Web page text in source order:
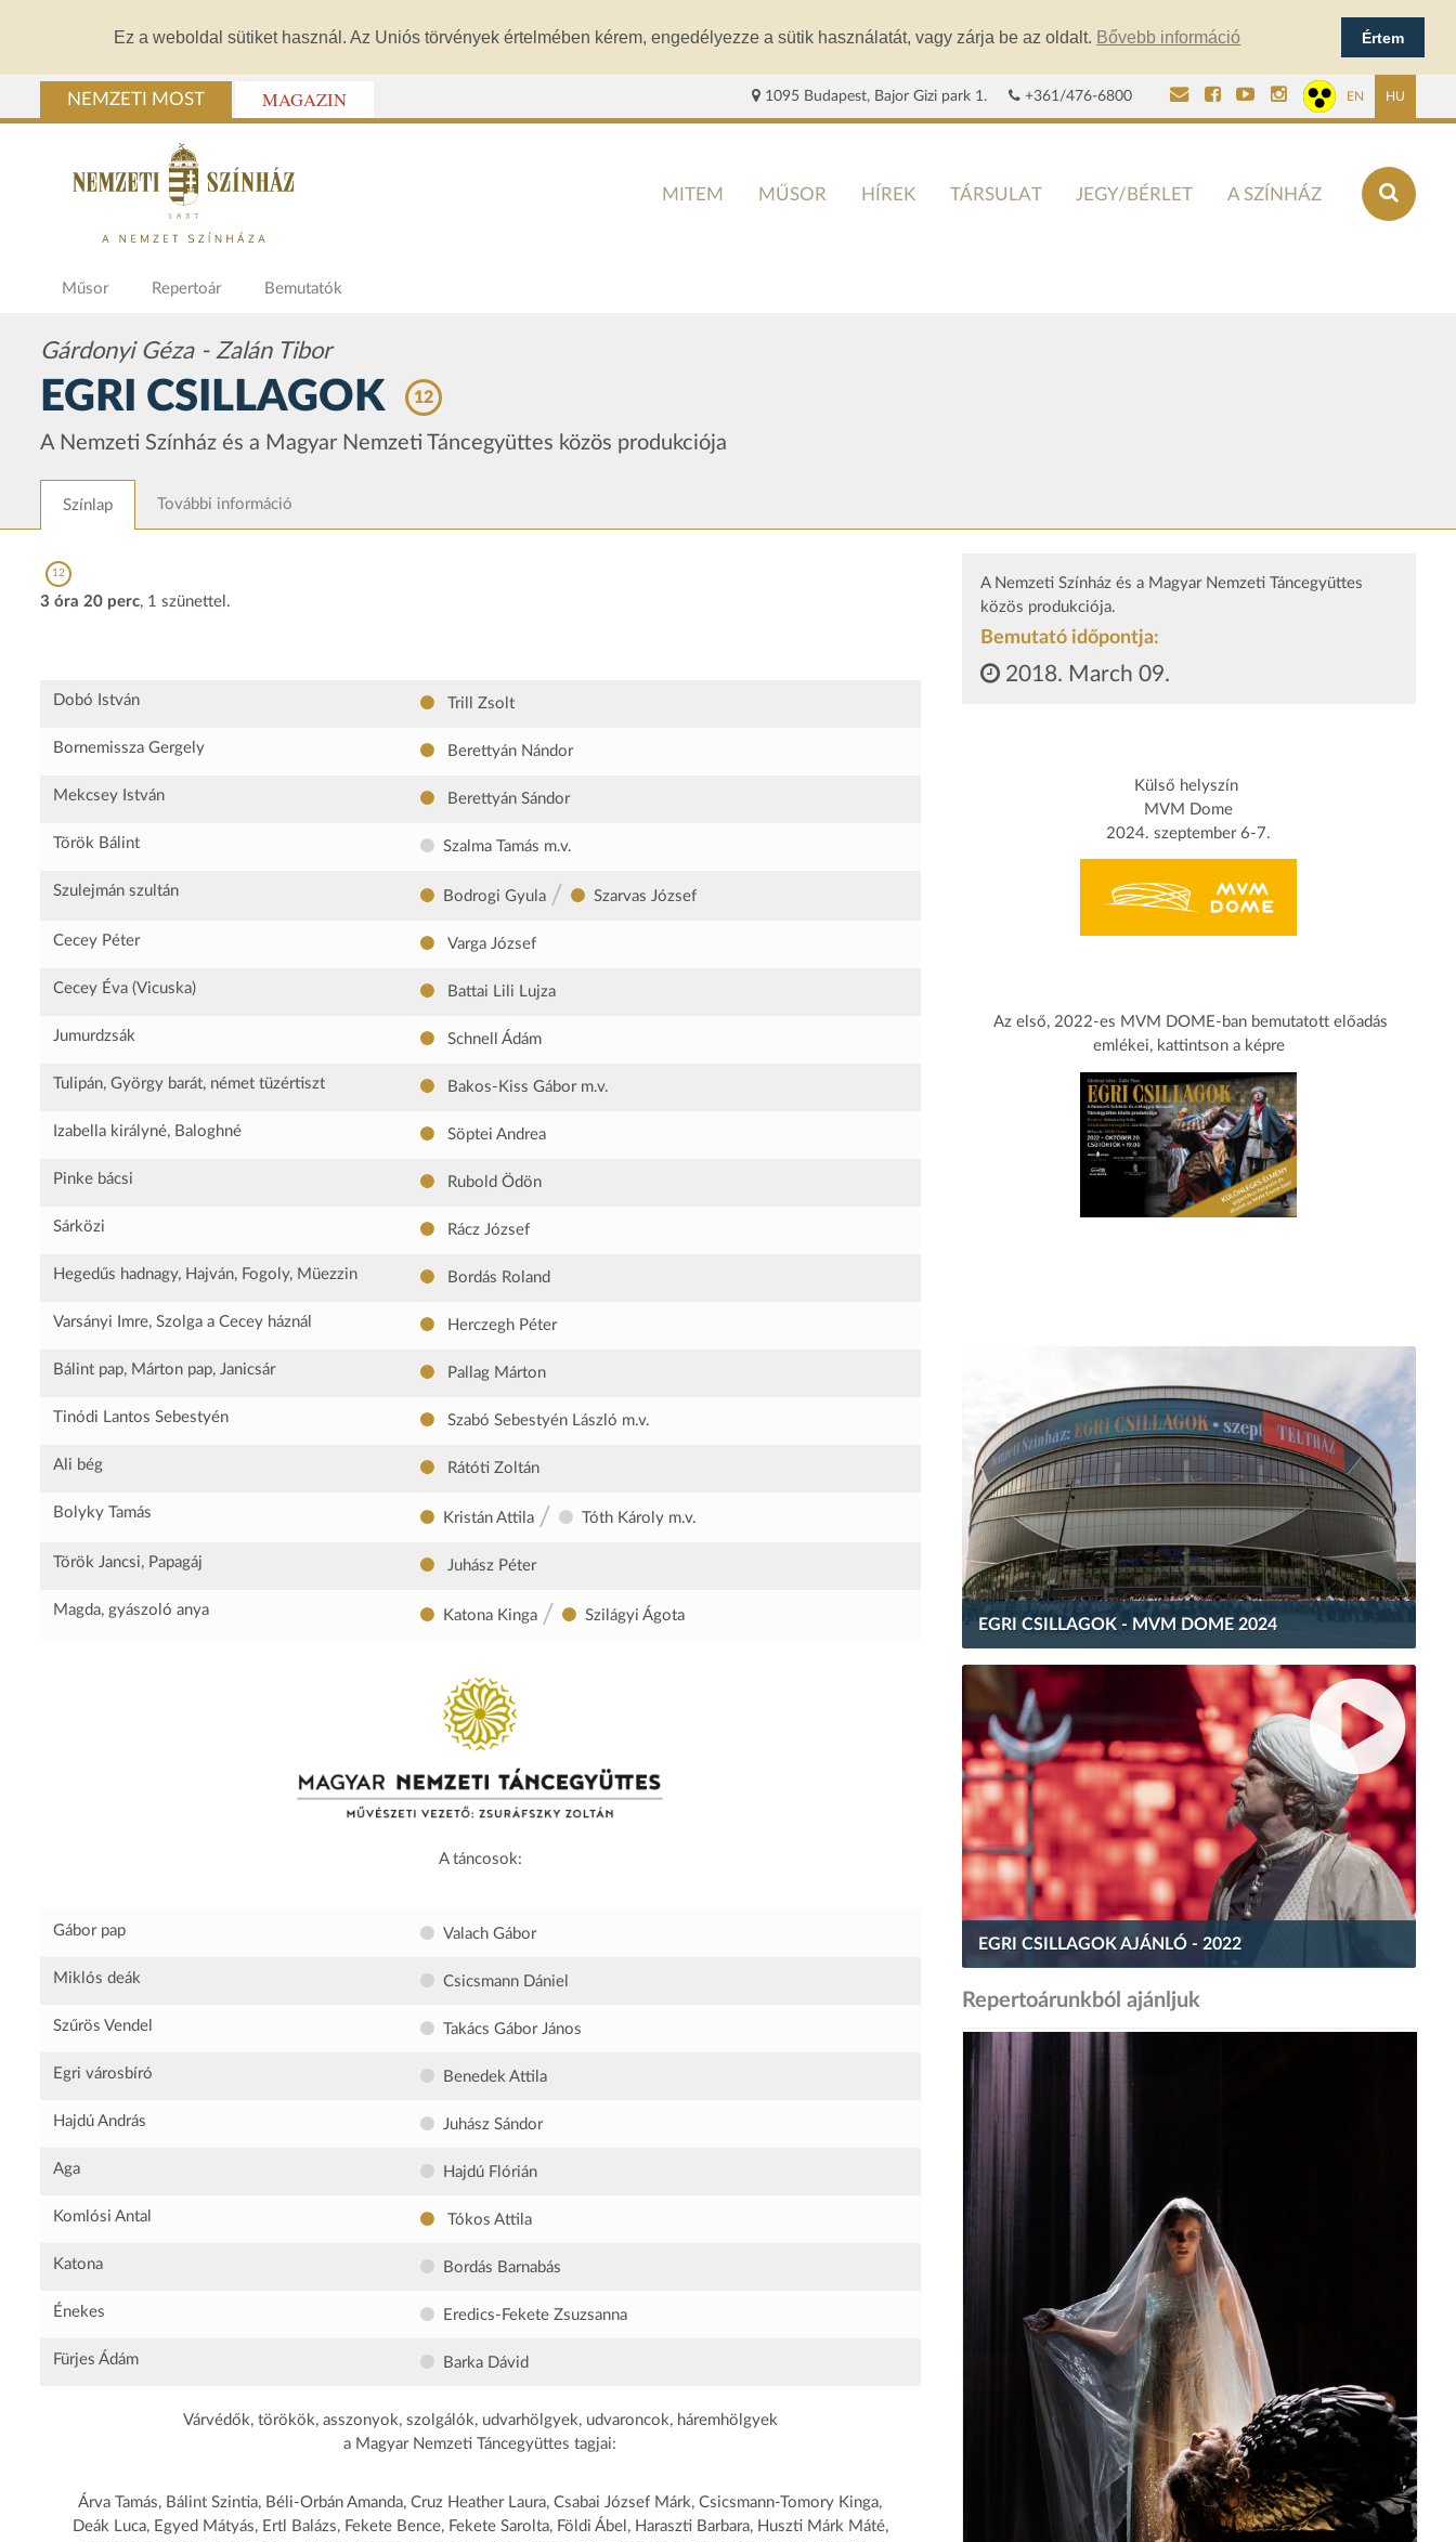
Ez a weboldal sütiket használ. Az Uniós törvények értelmében kérem, engedélyezze a sütik használatát, vagy zárja be az oldalt. Bővebb információ Értem
NEMZETI MOST MAGAZIN 1095 Budapest, Bajor Gizi park 1. +361/476-6800 EN HU
MITEM MŰSOR HÍREK TÁRSULAT JEGY/BÉRLET A SZÍNHÁZ
Műsor Repertoár Bemutatók
Gárdonyi Géza - Zalán Tibor
EGRI CSILLAGOK 12
A Nemzeti Színház és a Magyar Nemzeti Táncegyüttes közös produkciója
Színlap További információ
12
3 óra 20 perc, 1 szünettel.
Dobó István Trill Zsolt
Bornemissza Gergely Berettyán Nándor
Mekcsey István Berettyán Sándor
Török Bálint Szalma Tamás m.v.
Szulejmán szultán Bodrogi Gyula / Szarvas József
Cecey Péter Varga József
Cecey Éva (Vicuska) Battai Lili Lujza
Jumurdzsák Schnell Ádám
Tulipán, György barát, német tüzértiszt Bakos-Kiss Gábor m.v.
Izabella királyné, Baloghné Söptei Andrea
Pinke bácsi Rubold Ödön
Sárközi Rácz József
Hegedűs hadnagy, Hajván, Fogoly, Müezzin Bordás Roland
Varsányi Imre, Szolga a Cecey háznál Herczegh Péter
Bálint pap, Márton pap, Janicsár Pallag Márton
Tinódi Lantos Sebestyén Szabó Sebestyén László m.v.
Ali bég Rátóti Zoltán
Bolyky Tamás Kristán Attila / Tóth Károly m.v.
Török Jancsi, Papagáj Juhász Péter
Magda, gyászoló anya Katona Kinga / Szilágyi Ágota
A táncosok:
Gábor pap Valach Gábor
Miklós deák Csicsmann Dániel
Szűrös Vendel Takács Gábor János
Egri városbíró Benedek Attila
Hajdú András Juhász Sándor
Aga Hajdú Flórián
Komlósi Antal Tókos Attila
Katona Bordás Barnabás
Énekes Eredics-Fekete Zsuzsanna
Fürjes Ádám Barka Dávid
Várvédők, törökök, asszonyok, szolgálók, udvarhölgyek, udvaroncok, háremhölgyek
a Magyar Nemzeti Táncegyüttes tagjai:
Árva Tamás, Bálint Szintia, Béli-Orbán Amanda, Cruz Heather Laura, Csabai József Márk, Csicsmann-Tomory Kinga,
Deák Luca, Egyed Mátyás, Ertl Balázs, Fekete Bence, Fekete Sarolta, Földi Ábel, Haraszti Barbara, Huszti Márk Máté,
A Nemzeti Színház és a Magyar Nemzeti Táncegyüttes
közös produkciója.
Bemutató időpontja:
2018. March 09.
Külső helyszín
MVM Dome
2024. szeptember 6-7.
Az első, 2022-es MVM DOME-ban bemutatott előadás
emlékei, kattintson a képre
EGRI CSILLAGOK - MVM DOME 2024
EGRI CSILLAGOK AJÁNLÓ - 2022
Repertoárunkból ajánljuk